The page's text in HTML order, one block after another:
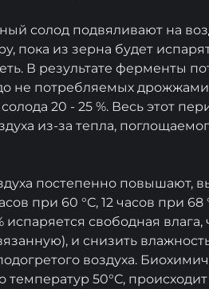
солод подвяливают на
пока из зерна будет
В результате ферменты
не потребляемых
20 - 25 %. Весь этот
из-за тепла,
постепенно повышают,
при 60 °С, 12 часов при
испаряется свободная
и снизить
воздуха.
50°С,